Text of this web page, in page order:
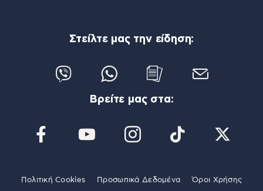
Στείλτε μας την είδηση:
Βρείτε μας στα:
Πολιτική Cookies Προσωπικά Δεδομένα Όροι Χρήσης